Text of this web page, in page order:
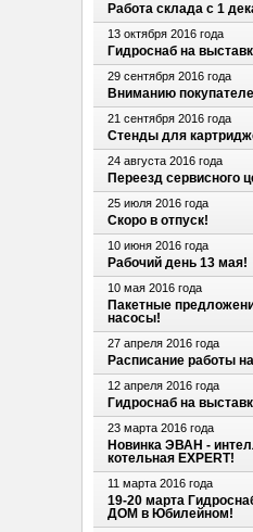
Работа склада с 1
13 октября 2016 года
Гидроснаб на
29 сентября 2016 года
Вниманию
21 сентября 2016 года
Стенды для
24 августа 2016 года
Переезд сервисного
25 июля 2016 года
Скоро в отпуск!
10 июня 2016 года
Рабочий день 13 мая!
10 мая 2016 года
Пакетные
насосы!
27 апреля 2016 года
Расписание работы
12 апреля 2016 года
Гидроснаб на
23 марта 2016 года
Новинка ЭВАН -
котельная EXPERT!
11 марта 2016 года
19-20 марта
ДОМ в Юбилейном!